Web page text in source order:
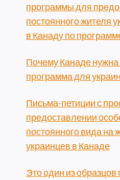
программы для
постоянного жителя
в Канаду по
Почему Канаде
программа для
Письма-петиции с
предоставлении
постоянного вида на
украинцев в Канаде
Это один из